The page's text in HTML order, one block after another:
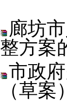
廊坊
整方案
市政
（草